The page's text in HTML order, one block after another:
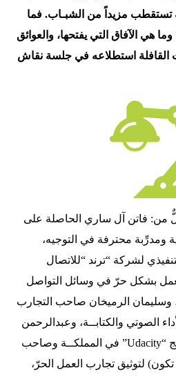
تستقطب مزيداً من الشبـاب. فما
هي الآفاق التي يفتحها، والعوائق
القافلة استطلاعه في جلسة نقاش
فاتن آل ساري الحاصلة على
ومدرِّبة محترفة في التوجيه،
لشركة “ترند “للاتصال
بشكل حرّ في وسائل التواصل
وسليمان الرميخان صاحب التجارب
الصوتي والكتابــة، وعبدالرحمن
الخميس المسؤول عن برامج “Udacity” في المملكــة وصاحب
لتوثيق تجارب العمل الحرّ،